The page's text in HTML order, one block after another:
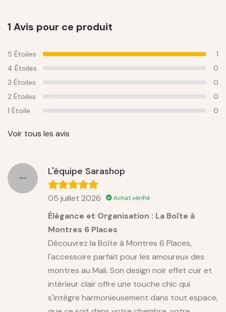
1 Avis pour ce produit
5 Étoiles
1
4 Étoiles
0
3 Étoiles
0
2 Étoiles
0
1 Étoile
0
Voir tous les avis
L'équipe Sarashop
05 juillet 2026 Achat vérifié
Élégance et Organisation : La Boîte à
Montres 6 Places
Découvrez la Boîte à Montres 6 Places,
l'accessoire parfait pour les amoureux des
montres au Mali. Son design noir effet cuir et
intérieur clair offre une touche chic qui
s'intègre harmonieusement dans tout espace,